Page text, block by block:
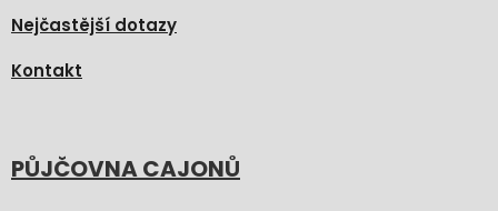
Nejčastější dotazy
Kontakt
PŮJČOVNA CAJONŮ